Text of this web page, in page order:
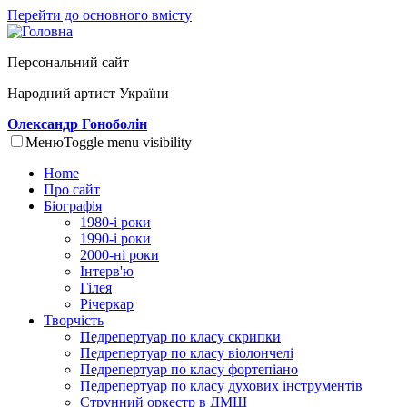
Перейти до основного вмісту
Персональний сайт
Народний артист України
Олександр Гоноболін
МенюToggle menu visibility
Home
Про сайт
Біографія
1980-і роки
1990-і роки
2000-ні роки
Інтерв'ю
Гілея
Річеркар
Творчість
Педрепертуар по класу скрипки
Педрепертуар по класу віолончелі
Педрепертуар по класу фортепіано
Педрепертуар по класу духових інструментів
Струнний оркестр в ДМШ